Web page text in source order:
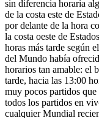
sin diferencia horaria
de la costa este de
por delante de la hora
la costa oeste de
horas más tarde según
del Mundo había
horarios tan amable: el
tarde, hacia las 13:00
muy pocos partidos
todos los partidos en
cualquier Mundial